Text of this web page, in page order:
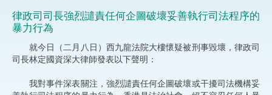
律政司司長強烈譴責任何企圖破壞妥善執行司法程序的
暴力行為
就今日（二月八日）西九龍法院大樓懷疑被刑事毀壞，律政司
司長林定國資深大律師發表以下聲明：
我對事件深表關注，強烈譴責任何企圖破壞或干擾司法機構妥